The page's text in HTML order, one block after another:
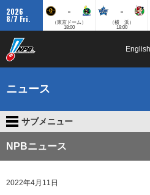
2026
8/7 Fri.
-
（東京ドーム）
18:00
-
（横 浜）
18:00
English
ニュース
サブメニュー
NPBニュース
2022年4月11日